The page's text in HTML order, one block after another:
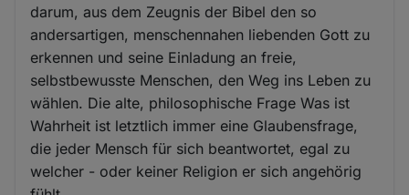
darum, aus dem Zeugnis der Bibel den so
andersartigen, menschennahen liebenden Gott zu
erkennen und seine Einladung an freie,
selbstbewusste Menschen, den Weg ins Leben zu
wählen. Die alte, philosophische Frage Was ist
Wahrheit ist letztlich immer eine Glaubensfrage,
die jeder Mensch für sich beantwortet, egal zu
welcher - oder keiner Religion er sich angehörig